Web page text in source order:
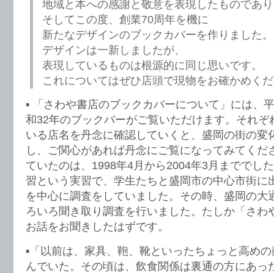
地域と本への感謝と敬意を表現したものであ
そしてこの度、創業70周年を機に
新たなデザインのブックカバーを作りました。
デザインは一新しましたが、
表現しているものは根源的に同じ思いです。
これについてはぜひ店頭で現物をお確かめく
▪️ 「さわや書店のブックカバーについて」には、
和32年のブックバーがご覧いただけます。それぞ
いる店名を丹念に確認していくと、盛岡の街の変
し、ご関心があれば丹念にご覧になってみてくだ
ていたのは、1998年4月から2004年3月まででし
習という実習で、学生たちと盛岡市の中心市街に
を中心に調査をしていました。その時、盛岡の大
ろいろ聞き取り調査を行いました。たしか「さわ
お話をお聞きしたはずです。
▪️「以前は、家具、鞄、靴といったちょっと高め
んでいた。その頃は、飲食関係は裏通の方にあっ